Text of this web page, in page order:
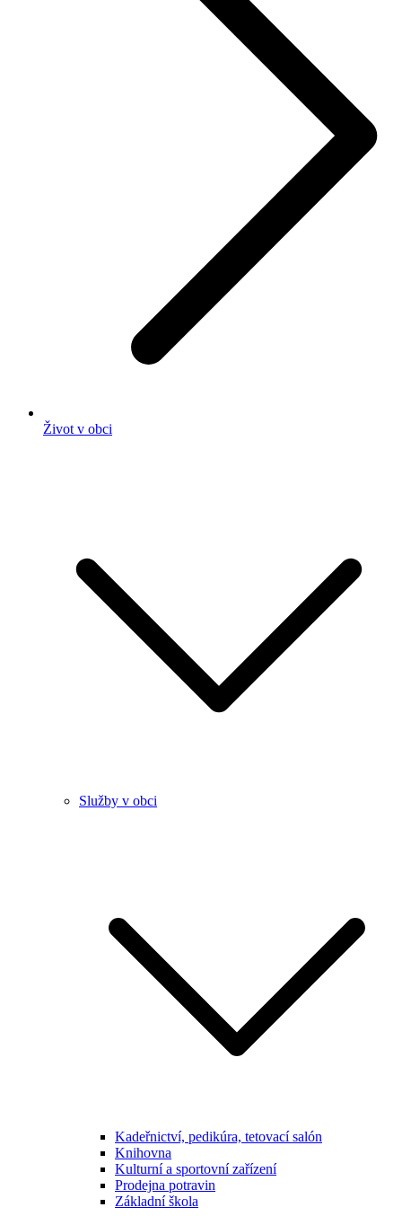
Život v obci
Služby v obci
Kadeřnictví, pedikúra, tetovací salón
Knihovna
Kulturní a sportovní zařízení
Prodejna potravin
Základní škola